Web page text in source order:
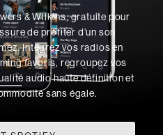
& Wilkins, gratuite pour
de profiter d’un son
Intégrez vos radios en
favoris, regroupez vos
audio haute définition et
sans égale.